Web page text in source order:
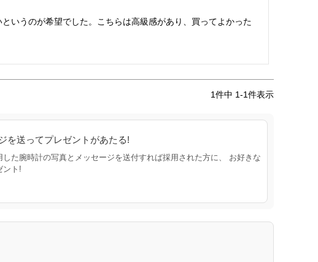
いうのが希望でした。こちらは高級感があり、買ってよかった
1件中 1-1件表示
を送ってプレゼントがあたる!
した腕時計の写真とメッセージを送付すれば採用された方に、 お好きな
ント!